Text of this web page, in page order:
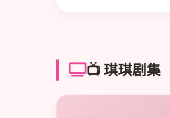
📺 琪琪剧集